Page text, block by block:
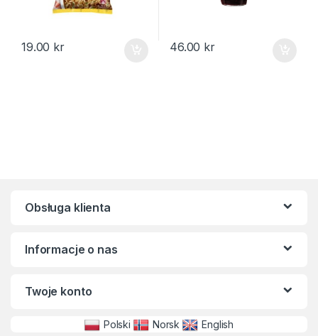
19.00 kr 46.00 kr
Obsługa klienta
Informacje o nas
Twoje konto
Polski Norsk English